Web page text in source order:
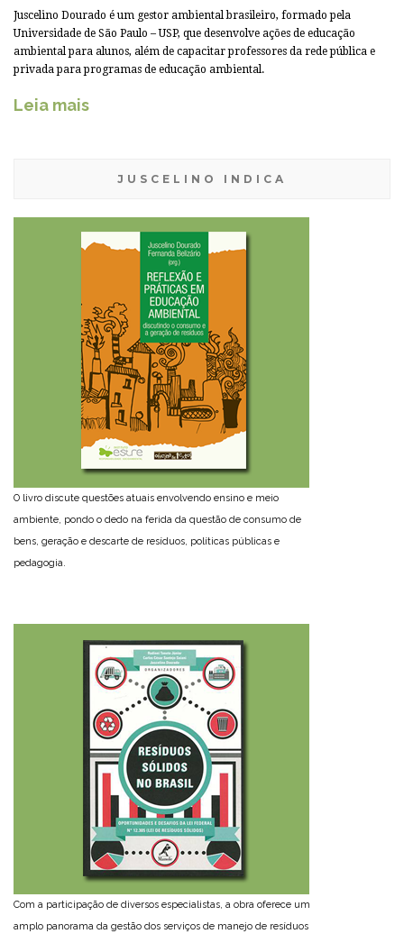
Juscelino Dourado é um gestor ambiental brasileiro, formado pela
Universidade de São Paulo – USP, que desenvolve ações de educação
ambiental para alunos, além de capacitar professores da rede pública e
privada para programas de educação ambiental.
Leia mais
JUSCELINO INDICA
O livro discute questões atuais envolvendo ensino e meio
ambiente, pondo o dedo na ferida da questão de consumo de
bens, geração e descarte de resíduos, políticas públicas e
pedagogia.
Com a participação de diversos especialistas, a obra oferece um
amplo panorama da gestão dos serviços de manejo de resíduos